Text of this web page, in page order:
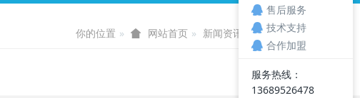
你的位置 网站首页 新闻资讯 业界资讯
售后服务
技术支持
合作加盟
服务热线：
13689526478